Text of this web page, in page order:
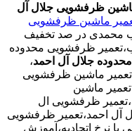
ظرفشویی جلال آل
ماشین ظرفشویی
آقای حبیب محمدی در صد تخفیف
ظرفشویی محدوده
جلال آل احمد،
ماشین ظرفشویی
ماشین
ظرفشویی ال
آل احمد،تعمیر ظرفشویی
نرخ اتحادیه،آموزش